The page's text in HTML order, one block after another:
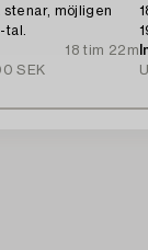
möjligen
18 tim 22m
SEK